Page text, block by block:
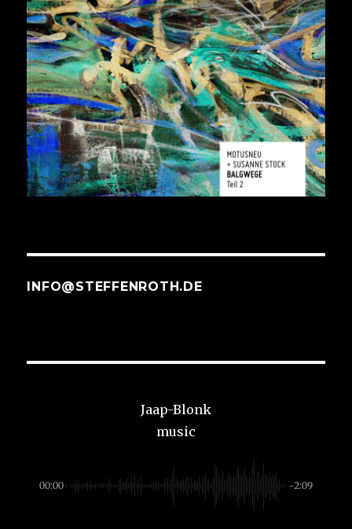
INFO@STEFFENROTH.DE
Jaap-Blonk
music
00:00 -2:09